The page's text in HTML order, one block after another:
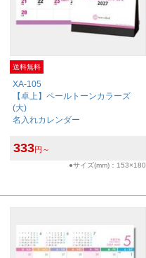
送料無料
XA-105
【卓上】ペールトーンカラーズ
(大)
名入れカレンダー
333円～
●サイズ(mm)：153×180